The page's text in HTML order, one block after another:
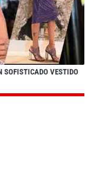
SOFISTICADO VESTIDO